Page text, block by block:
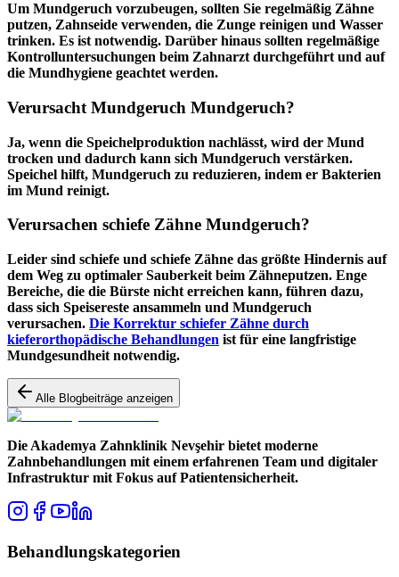
Um Mundgeruch vorzubeugen, sollten Sie regelmäßig Zähne
putzen, Zahnseide verwenden, die Zunge reinigen und Wasser
trinken. Es ist notwendig. Darüber hinaus sollten regelmäßige
Kontrolluntersuchungen beim Zahnarzt durchgeführt und auf
die Mundhygiene geachtet werden.
Verursacht Mundgeruch Mundgeruch?
Ja, wenn die Speichelproduktion nachlässt, wird der Mund
trocken und dadurch kann sich Mundgeruch verstärken.
Speichel hilft, Mundgeruch zu reduzieren, indem er Bakterien
im Mund reinigt.
Verursachen schiefe Zähne Mundgeruch?
Leider sind schiefe und schiefe Zähne das größte Hindernis auf
dem Weg zu optimaler Sauberkeit beim Zähneputzen. Enge
Bereiche, die die Bürste nicht erreichen kann, führen dazu,
dass sich Speisereste ansammeln und Mundgeruch
verursachen. Die Korrektur schiefer Zähne durch
kieferorthopädische Behandlungen ist für eine langfristige
Mundgesundheit notwendig.
Alle Blogbeiträge anzeigen
Die Akademya Zahnklinik Nevşehir bietet moderne
Zahnbehandlungen mit einem erfahrenen Team und digitaler
Infrastruktur mit Fokus auf Patientensicherheit.
Behandlungskategorien